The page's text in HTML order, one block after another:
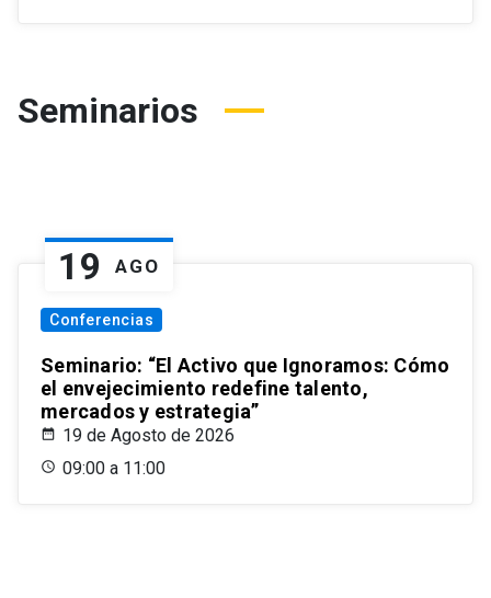
Seminarios
19 AGO
Conferencias
Seminario: “El Activo que Ignoramos: Cómo
el envejecimiento redefine talento,
mercados y estrategia”
19 de Agosto de 2026
09:00 a 11:00